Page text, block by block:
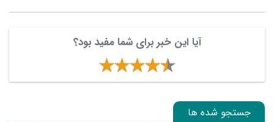
آیا این خبر برای شما مفید بود؟
جستجو شده ها